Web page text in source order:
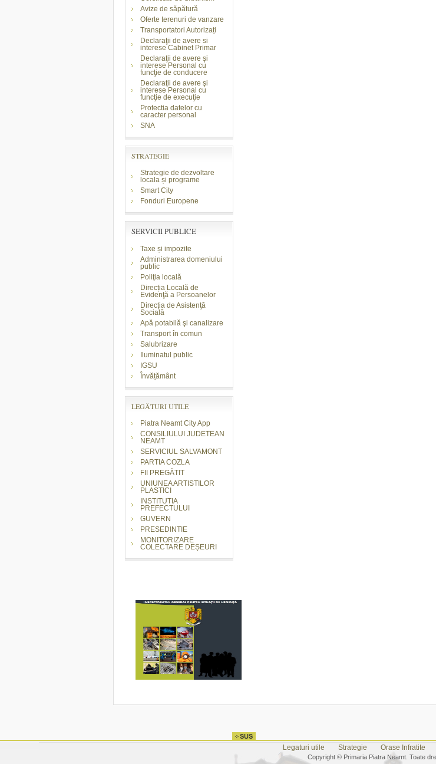
Avize de săpătură
Oferte terenuri de vanzare
Transportatori Autorizați
Declaraţii de avere si
interese Cabinet Primar
Declaraţii de avere şi
interese Personal cu
funcţie de conducere
Declaraţii de avere şi
interese Personal cu
funcţie de execuţie
Protectia datelor cu
caracter personal
SNA
STRATEGIE
Strategie de dezvoltare
locala și programe
Smart City
Fonduri Europene
SERVICII PUBLICE
Taxe și impozite
Administrarea domeniului
public
Poliţia locală
Direcția Locală de
Evidenţă a Persoanelor
Direcția de Asistenţă
Socială
Apă potabilă şi canalizare
Transport în comun
Salubrizare
Iluminatul public
IGSU
Învățământ
LEGĂTURI UTILE
Piatra Neamt City App
CONSILIULUI JUDETEAN
NEAMT
SERVICIUL SALVAMONT
PARTIA COZLA
FII PREGĂTIT
UNIUNEA ARTISTILOR
PLASTICI
INSTITUTIA
PREFECTULUI
GUVERN
PRESEDINTIE
MONITORIZARE
COLECTARE DEȘEURI
Legaturi utile Strategie Orase Infratite
Copyright © Primaria Piatra Neamt. Toate